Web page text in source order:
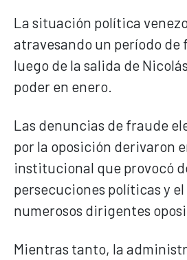
La situación política
atravesando un período
luego de la salida de
poder en enero.
Las denuncias de fraude
por la oposición derivaron
institucional que provocó
persecuciones políticas y
numerosos dirigentes
Mientras tanto, la